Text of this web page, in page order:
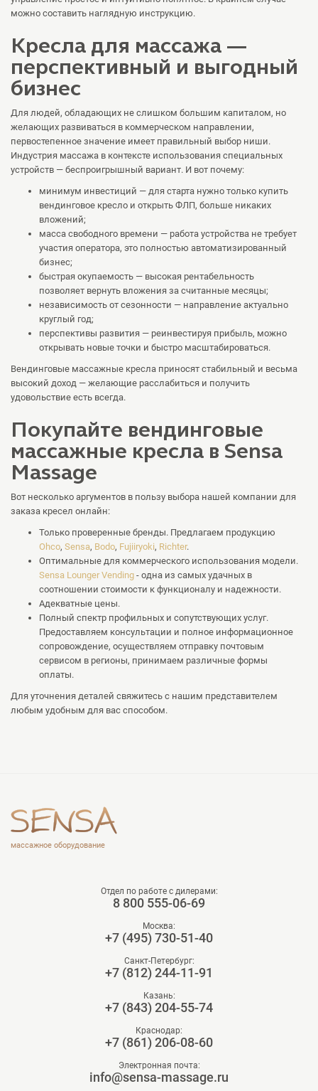
можно составить наглядную инструкцию.
Кресла для массажа —
перспективный и выгодный
бизнес
Для людей, обладающих не слишком большим капиталом, но
желающих развиваться в коммерческом направлении,
первостепенное значение имеет правильный выбор ниши.
Индустрия массажа в контексте использования специальных
устройств — беспроигрышный вариант. И вот почему:
минимум инвестиций — для старта нужно только купить
вендинговое кресло и открыть ФЛП, больше никаких
вложений;
масса свободного времени — работа устройства не требует
участия оператора, это полностью автоматизированный
бизнес;
быстрая окупаемость — высокая рентабельность
позволяет вернуть вложения за считанные месяцы;
независимость от сезонности — направление актуально
круглый год;
перспективы развития — реинвестируя прибыль, можно
открывать новые точки и быстро масштабироваться.
Вендинговые массажные кресла приносят стабильный и весьма
высокий доход — желающие расслабиться и получить
удовольствие есть всегда.
Покупайте вендинговые
массажные кресла в Sensa
Massage
Вот несколько аргументов в пользу выбора нашей компании для
заказа кресел онлайн:
Только проверенные бренды. Предлагаем продукцию
Ohco, Sensa, Bodo, Fujiiryoki, Richter.
Оптимальные для коммерческого использования модели.
Sensa Lounger Vending - одна из самых удачных в
соотношении стоимости к функционалу и надежности.
Адекватные цены.
Полный спектр профильных и сопутствующих услуг.
Предоставляем консультации и полное информационное
сопровождение, осуществляем отправку почтовым
сервисом в регионы, принимаем различные формы
оплаты.
Для уточнения деталей свяжитесь с нашим представителем
любым удобным для вас способом.
массажное оборудование
Отдел по работе с дилерами:
8 800 555-06-69
Москва:
+7 (495) 730-51-40
Санкт-Петербург:
+7 (812) 244-11-91
Казань:
+7 (843) 204-55-74
Краснодар:
+7 (861) 206-08-60
Электронная почта:
info@sensa-massage.ru